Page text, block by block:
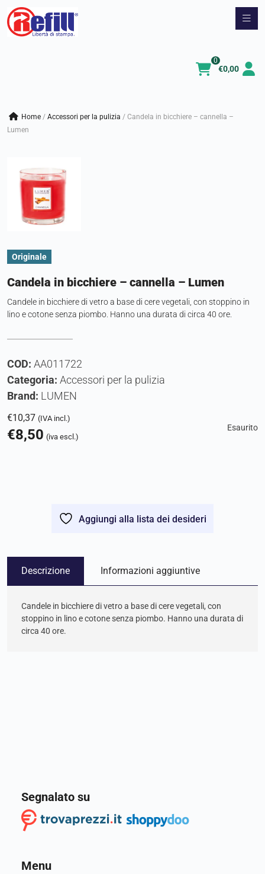
Vai
€0,00
0
Home / accessori per la pulizia / Candela in bicchiere – cannella –
Lumen
Originale
Candela in bicchiere – cannella – Lumen
Candele in bicchiere di vetro a base di cere vegetali, con stoppino in
lino e cotone senza piombo. Hanno una durata di circa 40 ore.
COD: AA011722
Categoria: Accessori per la pulizia
Brand: LUMEN
€10,37 (IVA incl.)
€8,50 (iva escl.)
Esaurito
Aggiungi alla lista dei desideri
Descrizione Informazioni aggiuntive
Candele in bicchiere di vetro a base di cere vegetali, con
stoppino in lino e cotone senza piombo. Hanno una durata di
circa 40 ore.
Segnalato su
Menu